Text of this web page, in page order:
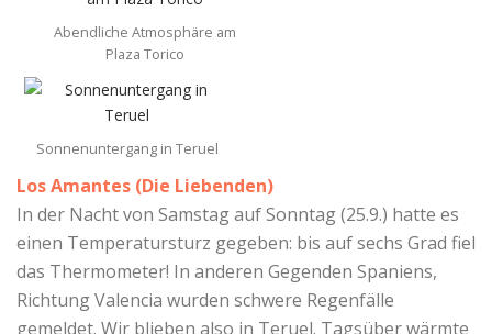
Abendliche Atmosphäre am
Plaza Torico
Sonnenuntergang in Teruel
Los Amantes (Die Liebenden)
In der Nacht von Samstag auf Sonntag (25.9.) hatte es
einen Temperatursturz gegeben: bis auf sechs Grad fiel
das Thermometer! In anderen Gegenden Spaniens,
Richtung Valencia wurden schwere Regenfälle
gemeldet. Wir blieben also in Teruel. Tagsüber wärmte